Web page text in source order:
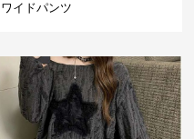
ワイドパンツ